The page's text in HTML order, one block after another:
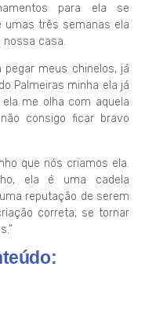
para ela se
umas três semanas ela
casa.
meus chinelos, já
Palmeiras minha ela já
me olha com aquela
consigo ficar bravo
que nós criamos ela.
ela é uma cadela
reputação de serem
correta, se tornar